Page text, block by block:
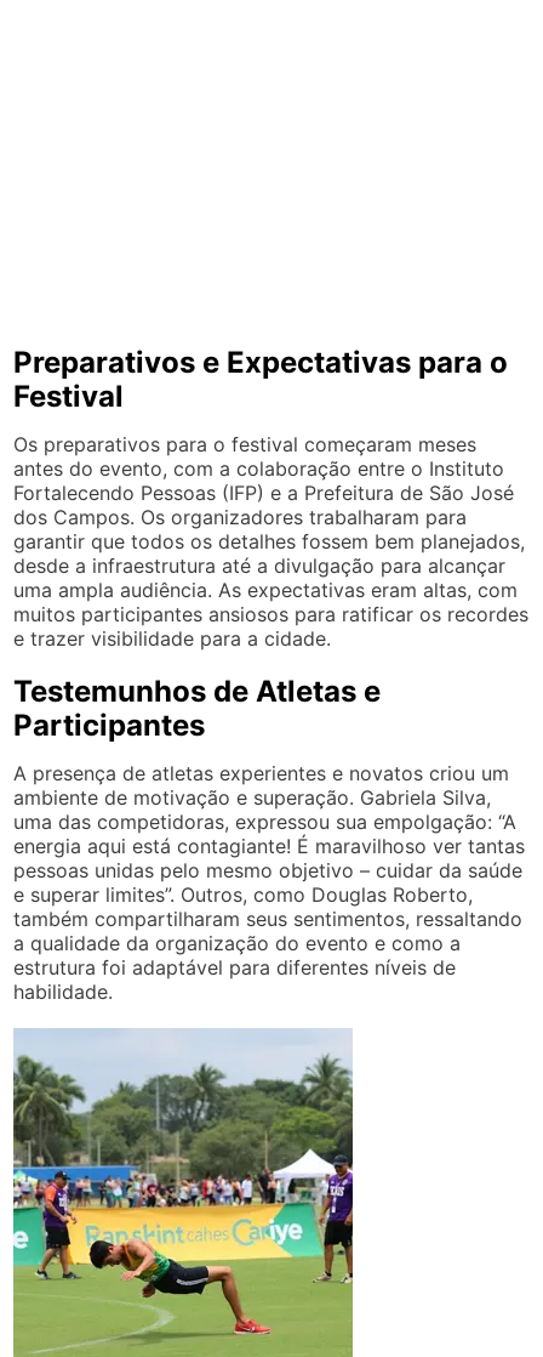
Preparativos e Expectativas para o
Festival
Os preparativos para o festival começaram meses
antes do evento, com a colaboração entre o Instituto
Fortalecendo Pessoas (IFP) e a Prefeitura de São José
dos Campos. Os organizadores trabalharam para
garantir que todos os detalhes fossem bem planejados,
desde a infraestrutura até a divulgação para alcançar
uma ampla audiência. As expectativas eram altas, com
muitos participantes ansiosos para ratificar os recordes
e trazer visibilidade para a cidade.
Testemunhos de Atletas e
Participantes
A presença de atletas experientes e novatos criou um
ambiente de motivação e superação. Gabriela Silva,
uma das competidoras, expressou sua empolgação: “A
energia aqui está contagiante! É maravilhoso ver tantas
pessoas unidas pelo mesmo objetivo – cuidar da saúde
e superar limites”. Outros, como Douglas Roberto,
também compartilharam seus sentimentos, ressaltando
a qualidade da organização do evento e como a
estrutura foi adaptável para diferentes níveis de
habilidade.